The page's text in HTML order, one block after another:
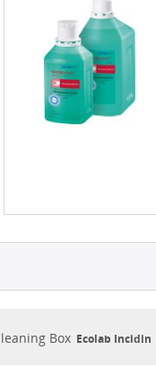
Box Ecolab Incidin